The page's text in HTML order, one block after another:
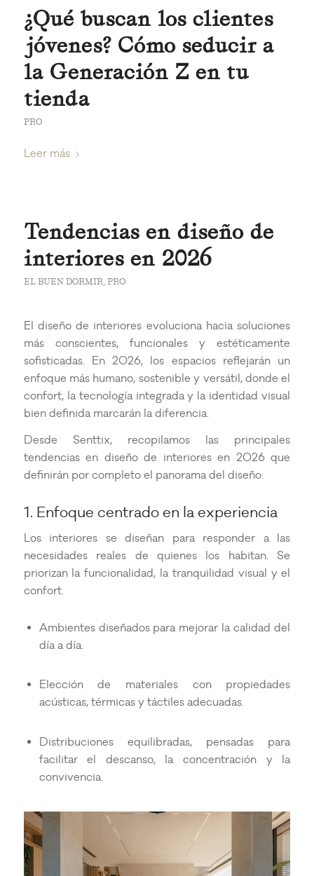
¿Qué buscan los clientes
jóvenes? Cómo seducir a
la Generación Z en tu
tienda
PRO
Leer más
Tendencias en diseño de
interiores en 2026
EL BUEN DORMIR,PRO
El diseño de interiores evoluciona hacia soluciones
más conscientes, funcionales y estéticamente
sofisticadas. En 2026, los espacios reflejarán un
enfoque más humano, sostenible y versátil, donde el
confort, la tecnología integrada y la identidad visual
bien definida marcarán la diferencia.
Desde Senttix, recopilamos las principales
tendencias en diseño de interiores en 2026 que
definirán por completo el panorama del diseño:
1. Enfoque centrado en la experiencia
Los interiores se diseñan para responder a las
necesidades reales de quienes los habitan. Se
priorizan la funcionalidad, la tranquilidad visual y el
confort.
Ambientes diseñados para mejorar la calidad del
día a día.
Elección de materiales con propiedades
acústicas, térmicas y táctiles adecuadas.
Distribuciones equilibradas, pensadas para
facilitar el descanso, la concentración y la
convivencia.